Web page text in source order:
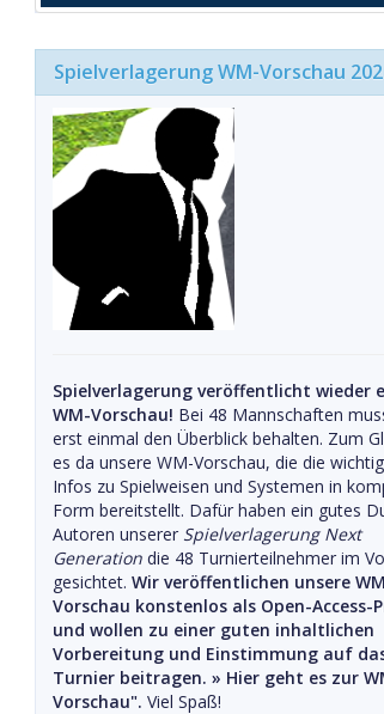
Spielverlagerung WM-Vorschau
Spielverlagerung veröffentlicht wieder
WM-Vorschau! Bei 48 Mannschaften
erst einmal den Überblick behalten. Zum
es da unsere WM-Vorschau, die die
Infos zu Spielweisen und Systemen in
Form bereitstellt. Dafür haben ein gutes
Autoren unserer Spielverlagerung Next
Generation die 48 Turnierteilnehmer im
gesichtet. Wir veröffentlichen unsere
Vorschau konstenlos als Open-Access-
und wollen zu einer guten inhaltlichen
Vorbereitung und Einstimmung auf
Turnier beitragen. » Hier geht es zur
Vorschau". Viel Spaß!